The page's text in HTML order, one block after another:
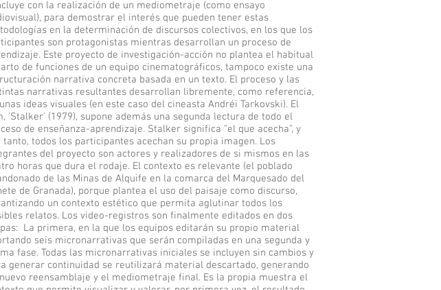
con la realización de un mediometraje (como ensayo
para demostrar el interés que pueden tener estas
en la determinación de discursos colectivos, en los que los
son protagonistas mientras desarrollan un proceso de
Este proyecto de investigación-acción no plantea el habitual
de funciones de un equipo cinematográficos, tampoco existe una
narrativa concreta basada en un texto. El proceso y las
narrativas resultantes desarrollan libremente, como referencia,
ideas visuales (en este caso del cineasta Andréi Tarkovski). El
'Stalker' (1979), supone además una segunda lectura de todo el
de enseñanza-aprendizaje. Stalker significa "el que acecha", y
tanto, todos los participantes acechan su propia imagen. Los
del proyecto son actores y realizadores de si mismos en las
horas que dura el rodaje. El contexto es relevante (el poblado
de las Minas de Alquife en la comarca del Marquesado del
de Granada), porque plantea el uso del paisaje como discurso,
un contexto estético que permita aglutinar todos los
relatos. Los video-registros son finalmente editados en dos
La primera, en la que los equipos editarán su propio material
seis micronarrativas que serán compiladas en una segunda y
fase. Todas las micronarrativas iniciales se incluyen sin cambios y
generar continuidad se reutilizará material descartado, generando
reensamblaje y el mediometraje final. Es la propia muestra el